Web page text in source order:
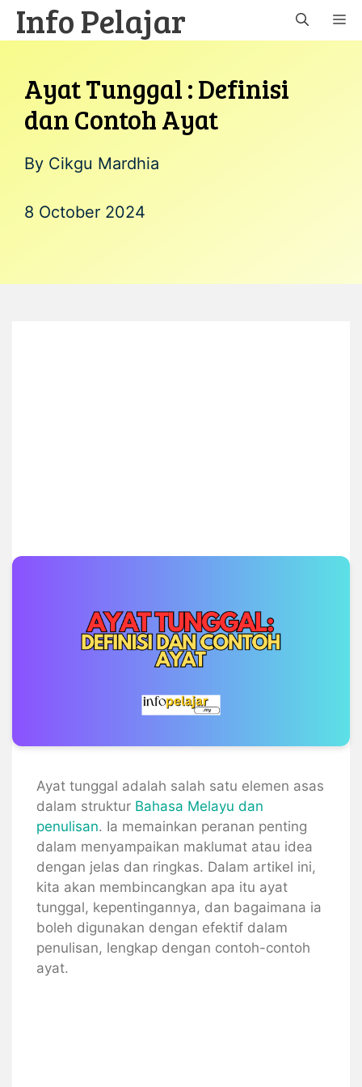
SkipInfo Pelajar
Ayat Tunggal : Definisi
dan Contoh Ayat
By Cikgu Mardhia
8 October 2024
Ayat tunggal adalah salah satu elemen asas
dalam struktur Bahasa Melayu dan
penulisan. Ia memainkan peranan penting
dalam menyampaikan maklumat atau idea
dengan jelas dan ringkas. Dalam artikel ini,
kita akan membincangkan apa itu ayat
tunggal, kepentingannya, dan bagaimana ia
boleh digunakan dengan efektif dalam
penulisan, lengkap dengan contoh-contoh
ayat.